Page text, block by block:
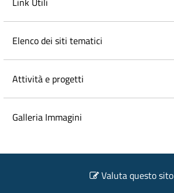
Elenco dei siti tematici
Attività e progetti
Galleria Immagini
Valuta questo sito